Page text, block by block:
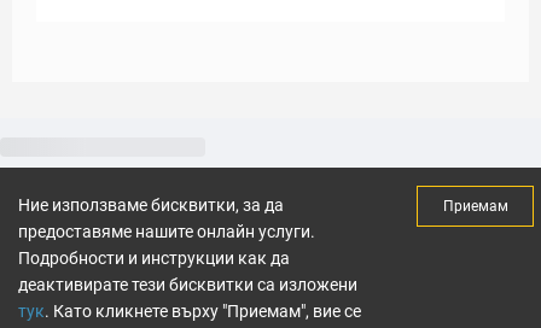
Ние използваме бисквитки, за да
предоставяме нашите онлайн услуги.
Подробности и инструкции как да
деактивирате тези бисквитки са изложени
тук. Като кликнете върху "Приемам", вие се
Приемам